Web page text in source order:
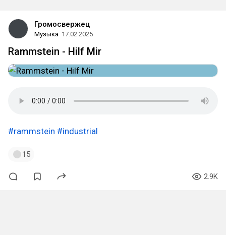
Громосвержец
Музыка 17.02.2025
Rammstein - Hilf Mir
#rammstein #industrial
15
2.9K